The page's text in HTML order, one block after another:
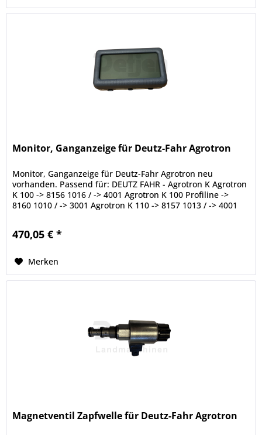
Monitor, Ganganzeige für Deutz-Fahr Agrotron
Monitor, Ganganzeige für Deutz-Fahr Agrotron neu
vorhanden. Passend für: DEUTZ FAHR - Agrotron K Agrotron
K 100 -> 8156 1016 / -> 4001 Agrotron K 100 Profiline ->
8160 1010 / -> 3001 Agrotron K 110 -> 8157 1013 / -> 4001
470,05 € *
Merken
Magnetventil Zapfwelle für Deutz-Fahr Agrotron